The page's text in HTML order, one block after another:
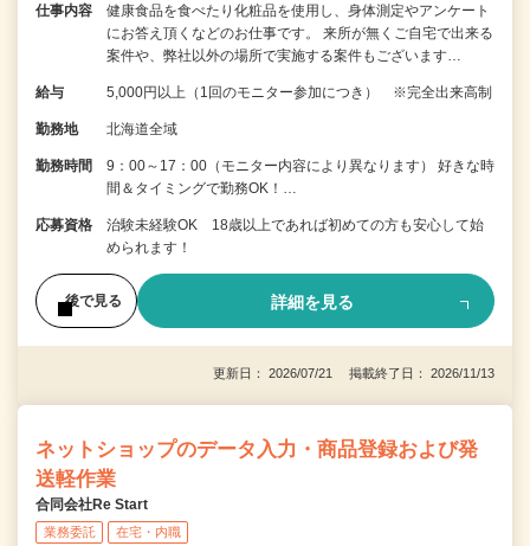
仕事内容
健康食品を食べたり化粧品を使用し、身体測定やアンケート
にお答え頂くなどのお仕事です。 来所が無くご自宅で出来る
案件や、弊社以外の場所で実施する案件もございます…
給与 5,000円以上（1回のモニター参加につき） ※完全出来高制
勤務地 北海道全域
勤務時間
9：00～17：00（モニター内容により異なります） 好きな時
間＆タイミングで勤務OK！…
応募資格
治験未経験OK 18歳以上であれば初めての方も安心して始
められます！
後で見る 詳細を見る
更新日： 2026/07/21 掲載終了日： 2026/11/13
ネットショップのデータ入力・商品登録および発
送軽作業
合同会社Re Start
業務委託 在宅・内職